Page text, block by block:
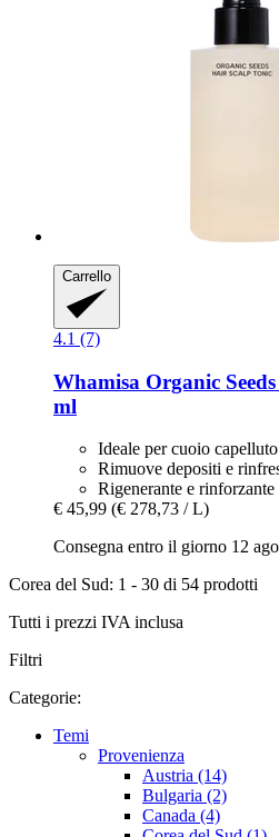
Carrello
4.1 (7)
Whamisa Organic
ml
Ideale per cuoio
Rimuove depositi e
Rigenerante e rinforzante
€ 45,99 (€ 278,73 / L)
Consegna entro il giorno 12
Corea del Sud: 1 - 30 di 54 prodotti
Tutti i prezzi IVA inclusa
Filtri
Categorie:
Temi
Provenienza
Austria (14)
Bulgaria (2)
Canada (4)